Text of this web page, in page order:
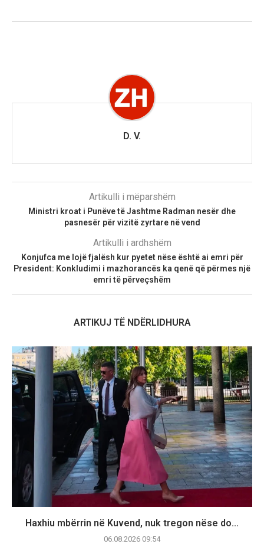
D. V.
Artikulli i mëparshëm
Ministri kroat i Punëve të Jashtme Radman nesër dhe
pasnesër për vizitë zyrtare në vend
Artikulli i ardhshëm
Konjufca me lojë fjalësh kur pyetet nëse është ai emri për
President: Konkludimi i mazhorancës ka qenë që përmes një
emri të përveçshëm
ARTIKUJ TË NDËRLIDHURA
Haxhiu mbërrin në Kuvend, nuk tregon nëse do...
06.08.2026 09:54